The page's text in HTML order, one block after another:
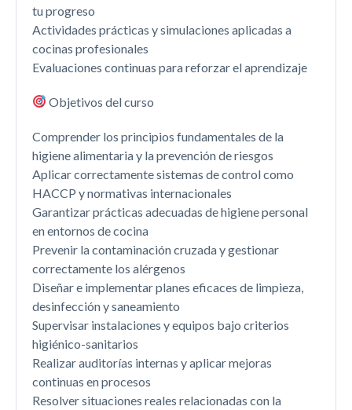
tu progreso
Actividades prácticas y simulaciones aplicadas a
cocinas profesionales
Evaluaciones continuas para reforzar el aprendizaje
Objetivos del curso
Comprender los principios fundamentales de la
higiene alimentaria y la prevención de riesgos
Aplicar correctamente sistemas de control como
HACCP y normativas internacionales
Garantizar prácticas adecuadas de higiene personal
en entornos de cocina
Prevenir la contaminación cruzada y gestionar
correctamente los alérgenos
Diseñar e implementar planes eficaces de limpieza,
desinfección y saneamiento
Supervisar instalaciones y equipos bajo criterios
higiénico-sanitarios
Realizar auditorías internas y aplicar mejoras
continuas en procesos
Resolver situaciones reales relacionadas con la